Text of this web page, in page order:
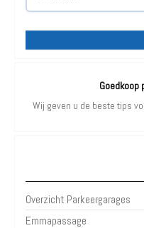
Goedkoop
Wij geven u de beste tips
Overzicht Parkeergarages
Emmapassage